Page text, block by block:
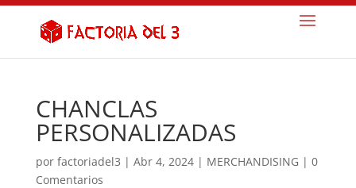
CHANCLAS
PERSONALIZADAS
por factoriadel3 | Abr 4, 2024| MERCHANDISING | 0
Comentarios